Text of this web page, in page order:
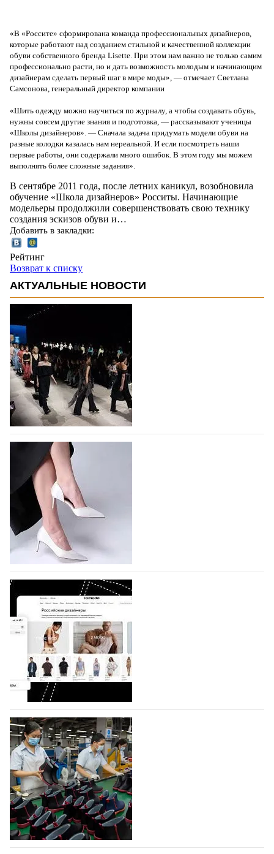
«В «Россите» сформирована команда профессиональных дизайнеров,
которые работают над созданием стильной и качественной коллекции
обуви собственного бренда Lisette. При этом нам важно не только самим
профессионально расти, но и дать возможность молодым и начинающим
дизайнерам сделать первый шаг в мире моды», — отмечает Светлана
Самсонова, генеральный директор компании
«Шить одежду можно научиться по журналу, а чтобы создавать обувь,
нужны совсем другие знания и подготовка, — рассказывают ученицы
«Школы дизайнеров». — Сначала задача придумать модели обуви на
разные колодки казалась нам нереальной. И если посмотреть наши
первые работы, они содержали много ошибок. В этом году мы можем
выполнять более сложные задания».
В сентябре 2011 года, после летних каникул, возобновила
обучение «Школа дизайнеров» Росситы. Начинающие
модельеры продолжили совершенствовать свою технику
создания эскизов обуви и…
Добавить в закладки:
Рейтинг
Возврат к списку
АКТУАЛЬНЫЕ НОВОСТИ
На участие в Московской неделе моды
подано 1047 заявок
На участие в седьмой Московской неделе моды,
которая пройдет в российской столице с 26 сентября
по 1 октября, уже подано 1047 заявок. Примерно
половину из них (494) прислали дизайнеры,
коллекции которых не были представлены в…
07.08.2026 782
BALLINA представит свои новинки на Euro
Shoes
Компания BALLINA Guangzhou Lihuang Footwear
Co., Ltd., основанная в 2011 году и расположенная в
Гуанчжоу, столице моды Китая, является
профессиональной обувной компанией,
объединяющей разработку, производство и…
07.08.2026 652
На платформе Lamoda - новый раздел и
условия продвижения локальных
дизайнерских марок
Российский маркетплейс Lamoda решил обновить
раздел для продажи продукции локальных
дизайнерских марок одежды, обуви и аксессуаров.
Бренды также получат маркетинговую…
06.08.2026 833